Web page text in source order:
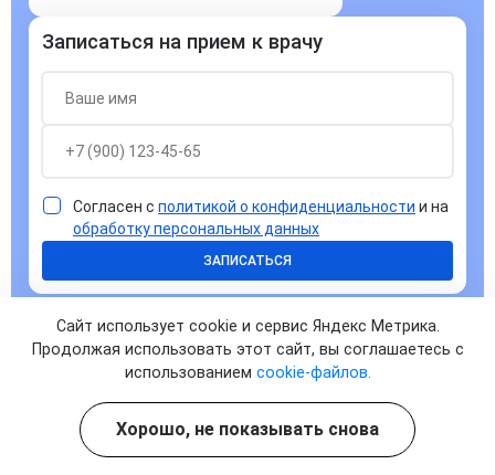
Записаться на прием к врачу
Согласен с политикой о конфиденциальности и на
обработку персональных данных
ЗАПИСАТЬСЯ
Ответы на часто задаваемые
Сайт использует cookie и сервис Яндекс Метрика.
Продолжая использовать этот сайт, вы соглашаетесь с
использованием cookie-файлов.
Хорошо, не показывать снова